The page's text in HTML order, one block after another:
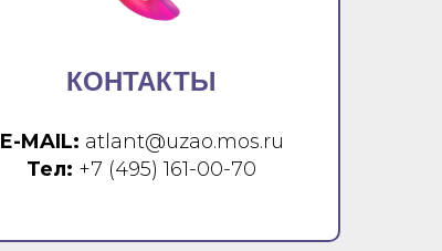
КОНТАКТЫ
E-MAIL: atlant@uzao.mos.ru
Тел: +7 (495) 161-00-70